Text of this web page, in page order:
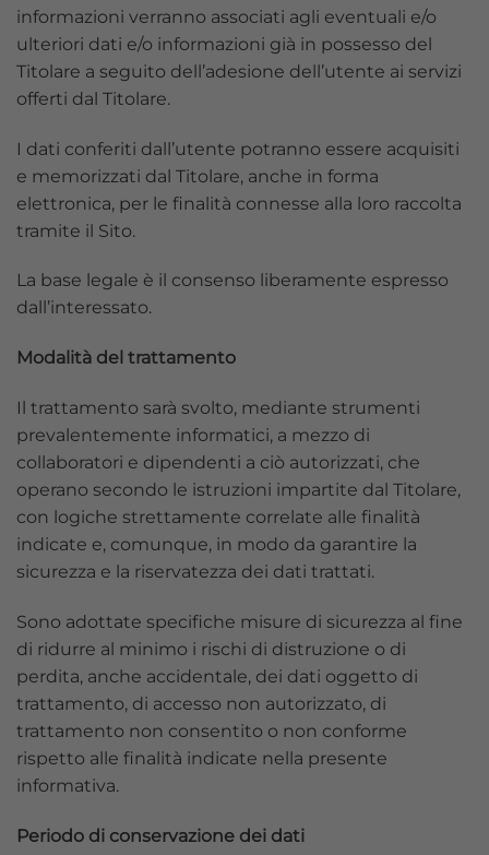
informazioni verranno associati agli eventuali e/o
ulteriori dati e/o informazioni già in possesso del
Titolare a seguito dell’adesione dell’utente ai servizi
offerti dal Titolare.
I dati conferiti dall’utente potranno essere acquisiti
e memorizzati dal Titolare, anche in forma
elettronica, per le finalità connesse alla loro raccolta
tramite il Sito.
La base legale è il consenso liberamente espresso
dall’interessato.
Modalità del trattamento
Il trattamento sarà svolto, mediante strumenti
prevalentemente informatici, a mezzo di
collaboratori e dipendenti a ciò autorizzati, che
operano secondo le istruzioni impartite dal Titolare,
con logiche strettamente correlate alle finalità
indicate e, comunque, in modo da garantire la
sicurezza e la riservatezza dei dati trattati.
Sono adottate specifiche misure di sicurezza al fine
di ridurre al minimo i rischi di distruzione o di
perdita, anche accidentale, dei dati oggetto di
trattamento, di accesso non autorizzato, di
trattamento non consentito o non conforme
rispetto alle finalità indicate nella presente
informativa.
Periodo di conservazione dei dati